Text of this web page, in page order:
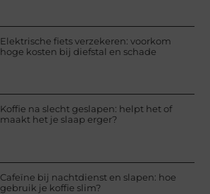
Elektrische fiets verzekeren: voorkom
hoge kosten bij diefstal en schade
Koffie na slecht geslapen: helpt het of
maakt het je slaap erger?
Cafeïne bij nachtdienst en slapen: hoe
gebruik je koffie slim?